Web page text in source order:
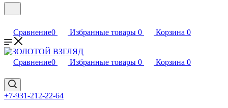
Сравнение0 Избранные товары 0 Корзина 0
Сравнение0 Избранные товары 0 Корзина 0
+7-931-212-22-64